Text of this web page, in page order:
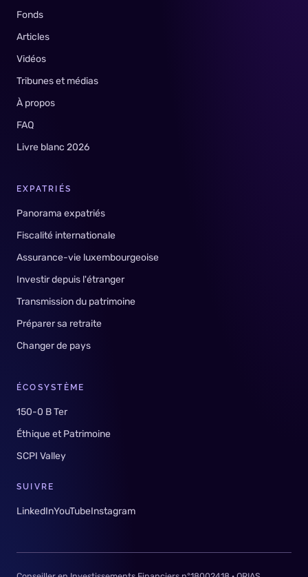
Fonds
Articles
Vidéos
Tribunes et médias
À propos
FAQ
Livre blanc 2026
EXPATRIÉS
Panorama expatriés
Fiscalité internationale
Assurance-vie luxembourgeoise
Investir depuis l'étranger
Transmission du patrimoine
Préparer sa retraite
Changer de pays
ÉCOSYSTÈME
150-0 B Ter
Éthique et Patrimoine
SCPI Valley
SUIVRE
LinkedInYouTubeInstagram